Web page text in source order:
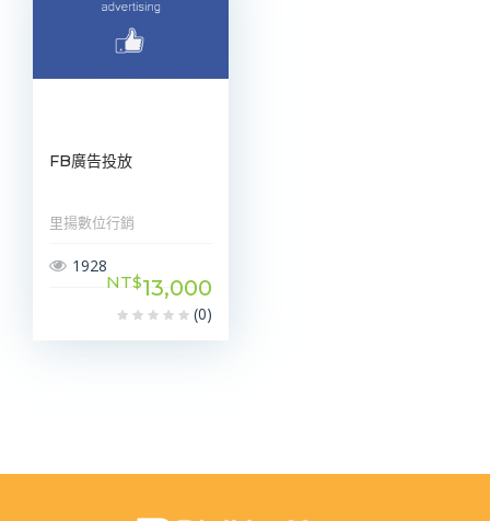
FB廣告投放
里揚數位行銷
1928
NT$13,000
(0)